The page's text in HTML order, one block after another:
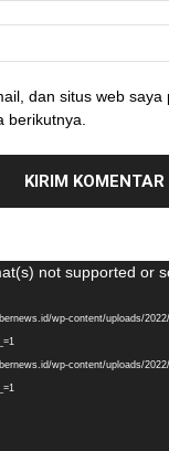
dan situs web saya
berikutnya.
not supported or
wp-content/uploads/
wp-content/uploads/